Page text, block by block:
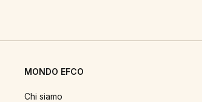
MONDO EFCO
Chi siamo